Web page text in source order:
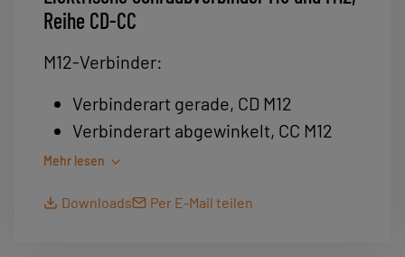
Reihe CD-CC
M12-Verbinder:
Verbinderart gerade, CD M12
Verbinderart abgewinkelt, CC M12
M8-Verbinder:
Verbinderart gerade, CD M8
Mehr lesen
Downloads Per E-Mail teilen